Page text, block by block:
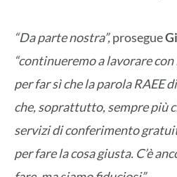
“Da parte nostra”,prosegue
“continueremo a lavorare
per far sì che la parola RAEE
che, soprattutto, sempre più
servizi di conferimento
per fare la cosa giusta. C’è